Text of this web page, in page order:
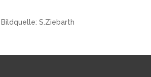
Bildquelle: S.Ziebarth